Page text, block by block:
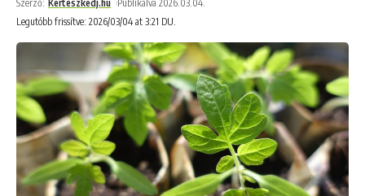
Legutóbb frissítve: 2026/03/04 at 3:21 DU.
Szerző: Kertészkedj.hu Publikálva 2026.03.04.